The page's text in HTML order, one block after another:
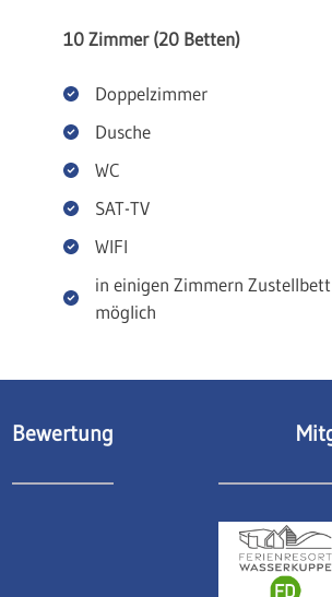
10 Zimmer (20 Betten)
Doppelzimmer
Dusche
WC
SAT-TV
WIFI
in einigen Zimmern Zustellbett
möglich
Bewertung